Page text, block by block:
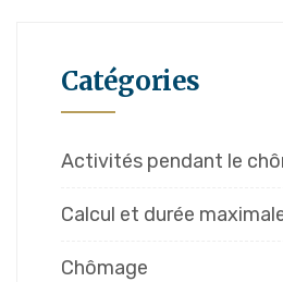
Catégories
Activités pendant le
Calcul et durée
Chômage